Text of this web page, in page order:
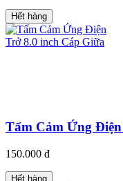
Hết hàng
Tấm Cảm Ứng
150.000 đ
Hết hàng